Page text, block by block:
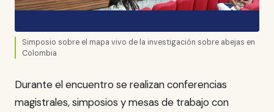
Simposio sobre el mapa vivo de la investigación sobre abejas en
Colombia
Durante el encuentro se realizan conferencias
magistrales, simposios y mesas de trabajo con